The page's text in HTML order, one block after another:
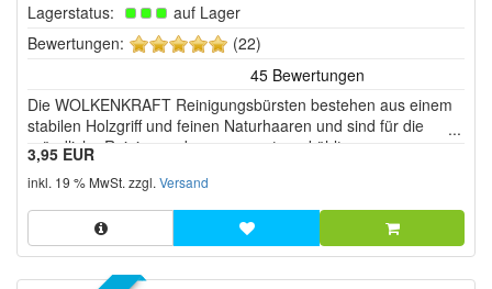
Lagerstatus:
auf Lager
Bewertungen:
5
Sternen!
(22)
Die WOLKENKRAFT Reinigungsbürsten bestehen aus einem
stabilen Holzgriff und feinen Naturhaaren und sind für die
gründliche Reinigung der zuvor runtergekühlten
Kräuterkammer im Vaporizer konzipiert. Sie eignen sich für
verschiedene Vaporizer wie WOLKENKRAFT FX MINI ULTRA,
ÄRiS ULTRA und LIVE.
3,95 EUR
inkl. 19 % MwSt. zzgl. Versand